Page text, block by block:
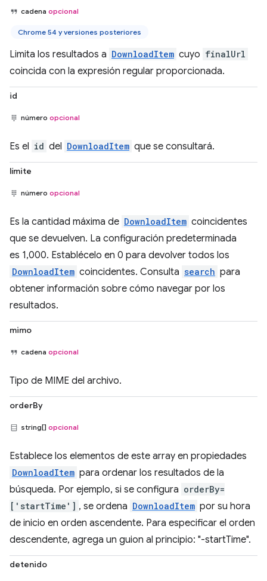
cadena opcional
Chrome 54 y versiones posteriores
Limita los resultados a DownloadItem cuyo finalUrl
coincida con la expresión regular proporcionada.
id
número opcional
Es el id del DownloadItem que se consultará.
límite
número opcional
Es la cantidad máxima de DownloadItem coincidentes
que se devuelven. La configuración predeterminada
es 1,000. Establécelo en 0 para devolver todos los
DownloadItem coincidentes. Consulta search para
obtener información sobre cómo navegar por los
resultados.
mimo
cadena opcional
Tipo de MIME del archivo.
orderBy
string[] opcional
Establece los elementos de este array en propiedades
DownloadItem para ordenar los resultados de la
búsqueda. Por ejemplo, si se configura orderBy=
['startTime'] , se ordena DownloadItem por su hora
de inicio en orden ascendente. Para especificar el orden
descendente, agrega un guion al principio: "-startTime".
detenido